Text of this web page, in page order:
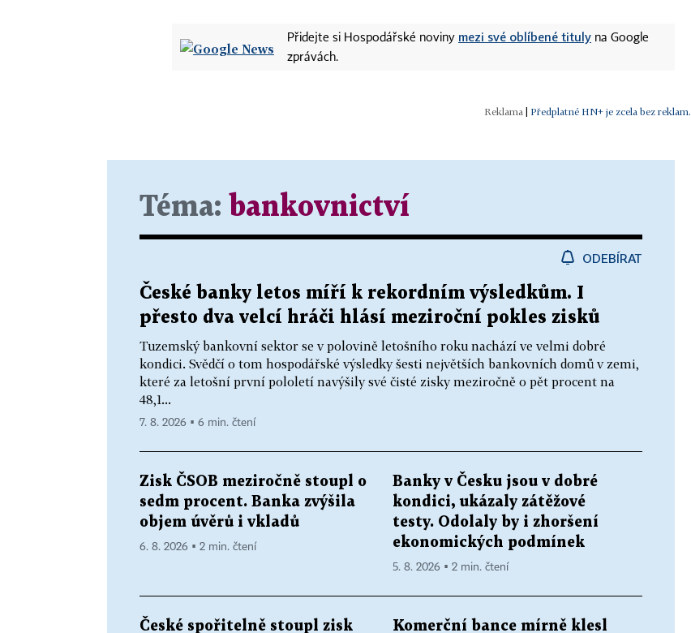
Přidejte si Hospodářské noviny mezi své oblíbené tituly na Google
zprávách.
| Předplatné HN+ je zcela bez reklam.
Téma: bankovnictví
ODEBÍRAT
České banky letos míří k rekordním výsledkům. I
přesto dva velcí hráči hlásí meziroční pokles zisků
Tuzemský bankovní sektor se v polovině letošního roku nachází ve velmi dobré
kondici. Svědčí o tom hospodářské výsledky šesti největších bankovních domů v zemi,
které za letošní první pololetí navýšily své čisté zisky meziročně o pět procent na
48,1...
7. 8. 2026 ▪ 6 min. čtení
Zisk ČSOB meziročně stoupl o
sedm procent. Banka zvýšila
objem úvěrů i vkladů
6. 8. 2026 ▪ 2 min. čtení
Banky v Česku jsou v dobré
kondici, ukázaly zátěžové
testy. Odolaly by i zhoršení
ekonomických podmínek
5. 8. 2026 ▪ 2 min. čtení
České spořitelně stoupl zisk
Komerční bance mírně klesl